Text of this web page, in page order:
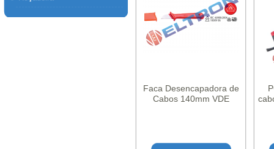
Faca Desencapadora de
Cabos 140mm VDE